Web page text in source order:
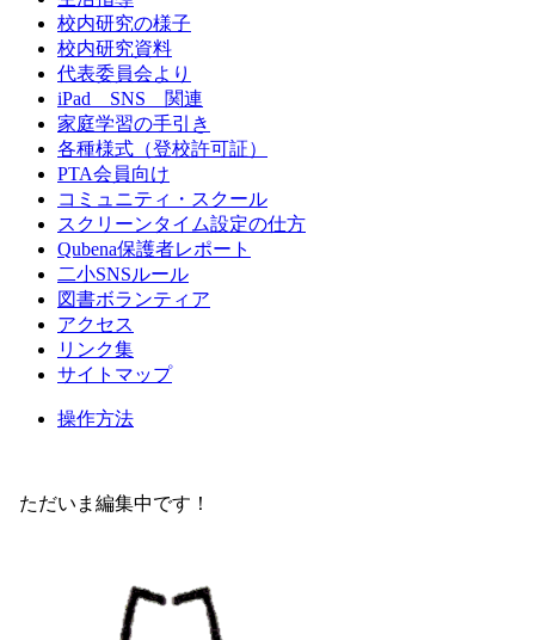
校内研究の様子
校内研究資料
代表委員会より
iPad SNS 関連
家庭学習の手引き
各種様式（登校許可証）
PTA会員向け
コミュニティ・スクール
スクリーンタイム設定の仕方
Qubena保護者レポート
二小SNSルール
図書ボランティア
アクセス
リンク集
サイトマップ
操作方法
ただいま編集中です！